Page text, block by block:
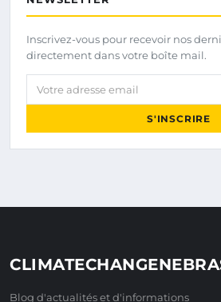
Inscrivez-vous pour recevoir nos
directement dans votre boîte mail.
Votre adresse email
S'INSCRIRE
Blog d'actualités et d'informations